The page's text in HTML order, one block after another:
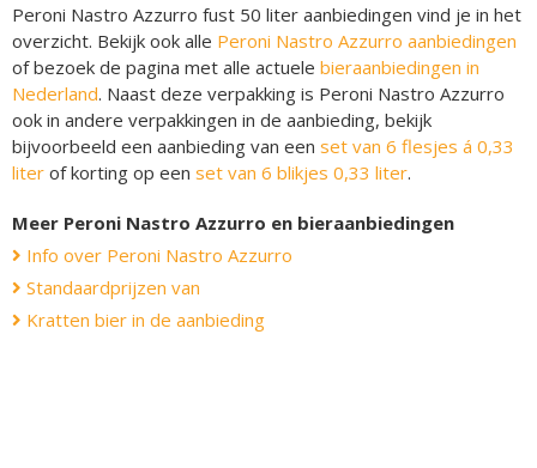
Peroni Nastro Azzurro fust 50 liter aanbiedingen vind je in het
overzicht. Bekijk ook alle Peroni Nastro Azzurro aanbiedingen
of bezoek de pagina met alle actuele bieraanbiedingen in
Nederland. Naast deze verpakking is Peroni Nastro Azzurro
ook in andere verpakkingen in de aanbieding, bekijk
bijvoorbeeld een aanbieding van een set van 6 flesjes á 0,33
liter of korting op een set van 6 blikjes 0,33 liter.
Meer Peroni Nastro Azzurro en bieraanbiedingen
Info over Peroni Nastro Azzurro
Standaardprijzen van
Kratten bier in de aanbieding